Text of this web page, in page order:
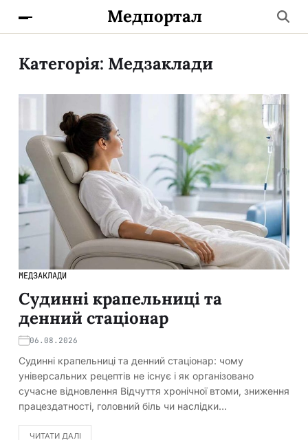
Медпортал
Категорія: Медзаклади
МЕДЗАКЛАДИ
Судинні крапельниці та
денний стаціонар
06.08.2026
Судинні крапельниці та денний стаціонар: чому
універсальних рецептів не існує і як організовано
сучасне відновлення Відчуття хронічної втоми, зниження
працездатності, головний біль чи наслідки…
ЧИТАТИ ДАЛІ